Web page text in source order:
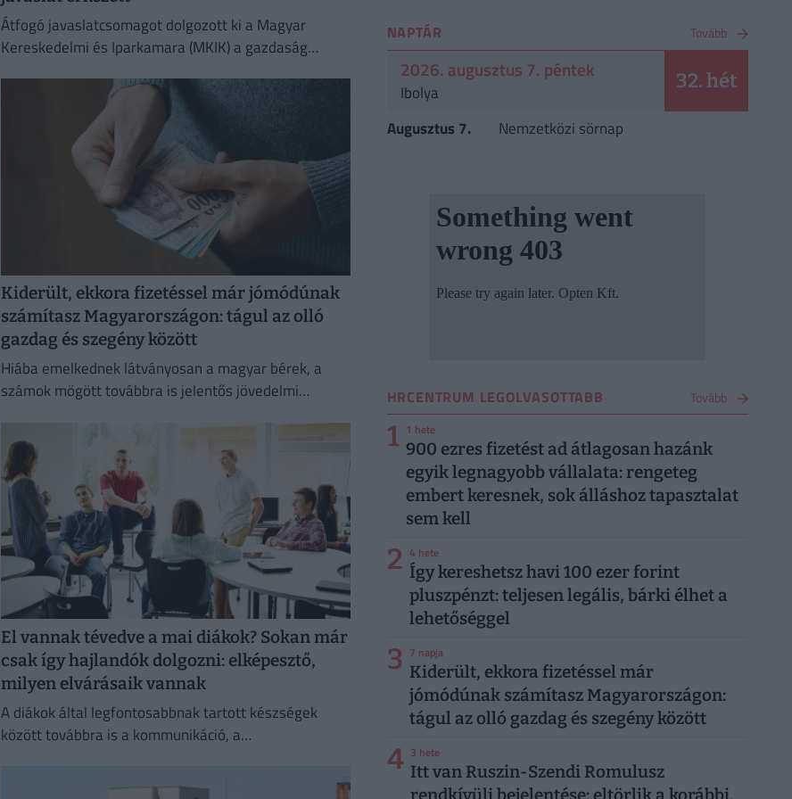
Átfogó javaslatcsomagot dolgozott ki a Magyar
Kereskedelmi és Iparkamara (MKIK) a gazdaság
energiaválság kezelése érdekében.
Kiderült, ekkora fizetéssel már jómódúnak
számítasz Magyarországon: tágul az olló
gazdag és szegény között
Hiába emelkednek látványosan a magyar bérek, a
számok mögött továbbra is jelentős jövedelmi
El vannak tévedve a mai diákok? Sokan már
csak így hajlandók dolgozni: elképesztő,
milyen elvárásaik vannak
A diákok által legfontosabbnak tartott készségek
között továbbra is a kommunikáció, a
NAPTÁR Tovább
2026. augusztus 7. péntek
Ibolya 32. hét
Augusztus 7. Nemzetközi sörnap
HRCENTRUM LEGOLVASOTTABB Tovább
1 1 hete
900 ezres fizetést ad átlagosan hazánk
egyik legnagyobb vállalata: rengeteg
embert keresnek, sok álláshoz tapasztalat
sem kell
2 4 hete
Így kereshetsz havi 100 ezer forint
pluszpénzt: teljesen legális, bárki élhet a
lehetőséggel
3 7 napja
Kiderült, ekkora fizetéssel már
jómódúnak számítasz Magyarországon:
tágul az olló gazdag és szegény között
4 3 hete
Itt van Ruszin-Szendi Romulusz